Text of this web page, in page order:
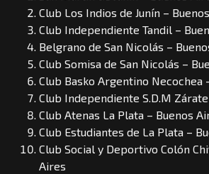
Club Los Indios de Junín –
Club Independiente Tandil –
Belgrano de San Nicolás –
Club Somisa de San Nicolás –
Club Basko Argentino Necochea
Club Independiente S.D.M
Club Atenas La Plata – Buenos
Club Estudiantes de La Plata –
Club Social y Deportivo Colón
Aires